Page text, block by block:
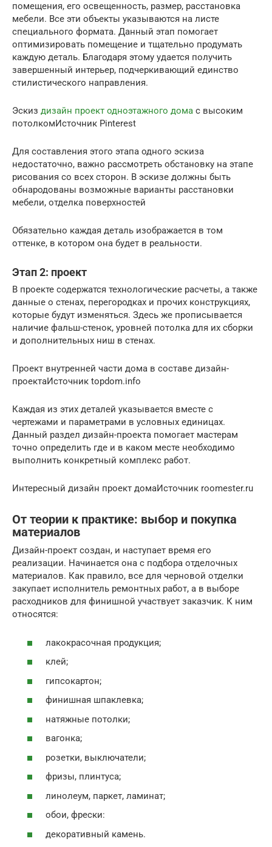
помещения, его освещенность, размер, расстановка
мебели. Все эти объекты указываются на листе
специального формата. Данный этап помогает
оптимизировать помещение и тщательно продумать
каждую деталь. Благодаря этому удается получить
завершенный интерьер, подчеркивающий единство
стилистического направления.
Эскиз дизайн проект одноэтажного дома с высоким
потолкомИсточник Pinterest
Для составления этого этапа одного эскиза
недостаточно, важно рассмотреть обстановку на этапе
рисования со всех сторон. В эскизе должны быть
обнародованы возможные варианты расстановки
мебели, отделка поверхностей
Обязательно каждая деталь изображается в том
оттенке, в котором она будет в реальности.
Этап 2: проект
В проекте содержатся технологические расчеты, а также
данные о стенах, перегородках и прочих конструкциях,
которые будут изменяться. Здесь же прописывается
наличие фальш-стенок, уровней потолка для их сборки
и дополнительных ниш в стенах.
Проект внутренней части дома в составе дизайн-
проектаИсточник topdom.info
Каждая из этих деталей указывается вместе с
чертежами и параметрами в условных единицах.
Данный раздел дизайн-проекта помогает мастерам
точно определить где и в каком месте необходимо
выполнить конкретный комплекс работ.
Интересный дизайн проект домаИсточник roomester.ru
От теории к практике: выбор и покупка
материалов
Дизайн-проект создан, и наступает время его
реализации. Начинается она с подбора отделочных
материалов. Как правило, все для черновой отделки
закупает исполнитель ремонтных работ, а в выборе
расходников для финишной участвует заказчик. К ним
относятся:
лакокрасочная продукция;
клей;
гипсокартон;
финишная шпаклевка;
натяжные потолки;
вагонка;
розетки, выключатели;
фризы, плинтуса;
линолеум, паркет, ламинат;
обои, фрески:
декоративный камень.